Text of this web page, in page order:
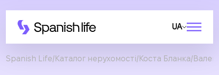
UA
Spanish Life Каталог нерухомості Коста Бланка